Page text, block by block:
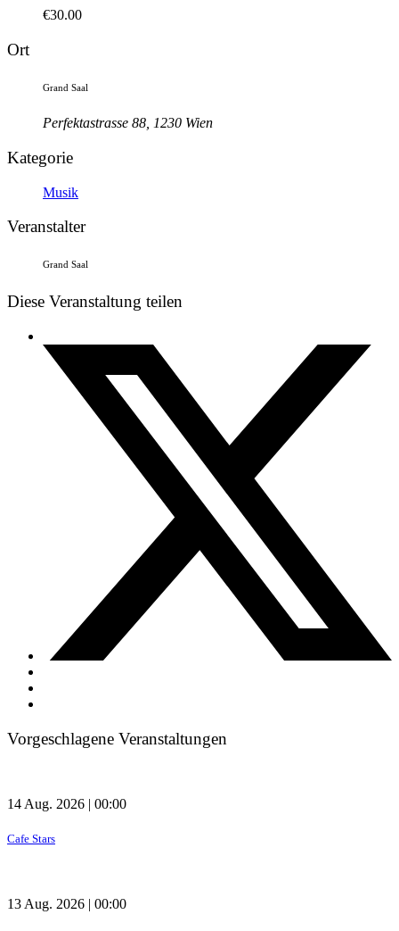
€30.00
Ort
Grand Saal
Perfektastrasse 88, 1230 Wien
Kategorie
Musik
Veranstalter
Grand Saal
Diese Veranstaltung teilen
Vorgeschlagene Veranstaltungen
14 Aug. 2026 | 00:00
Cafe Stars
13 Aug. 2026 | 00:00